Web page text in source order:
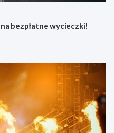
bezpłatne wycieczki!